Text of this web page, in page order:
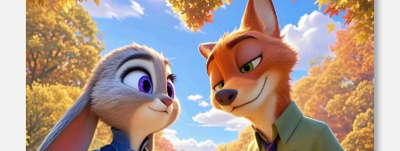
160 电脑桌面 高清壁纸 壁纸下载 壁纸大全